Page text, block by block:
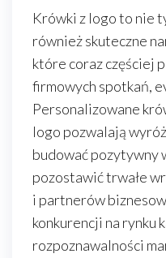
Krówki z logo to nie
również skuteczne
które coraz częściej
firmowych spotkań,
Personalizowane
logo pozwalają
budować pozytywny
pozostawić trwałe
i partnerów
konkurencji na rynku
rozpoznawalności